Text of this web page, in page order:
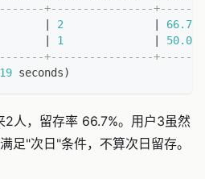
+----------------
2
66.7
1
50.0
+----------------
seconds)
2人，留存率 66.7%。用户3虽然
足"次日"条件，不算次日留存。